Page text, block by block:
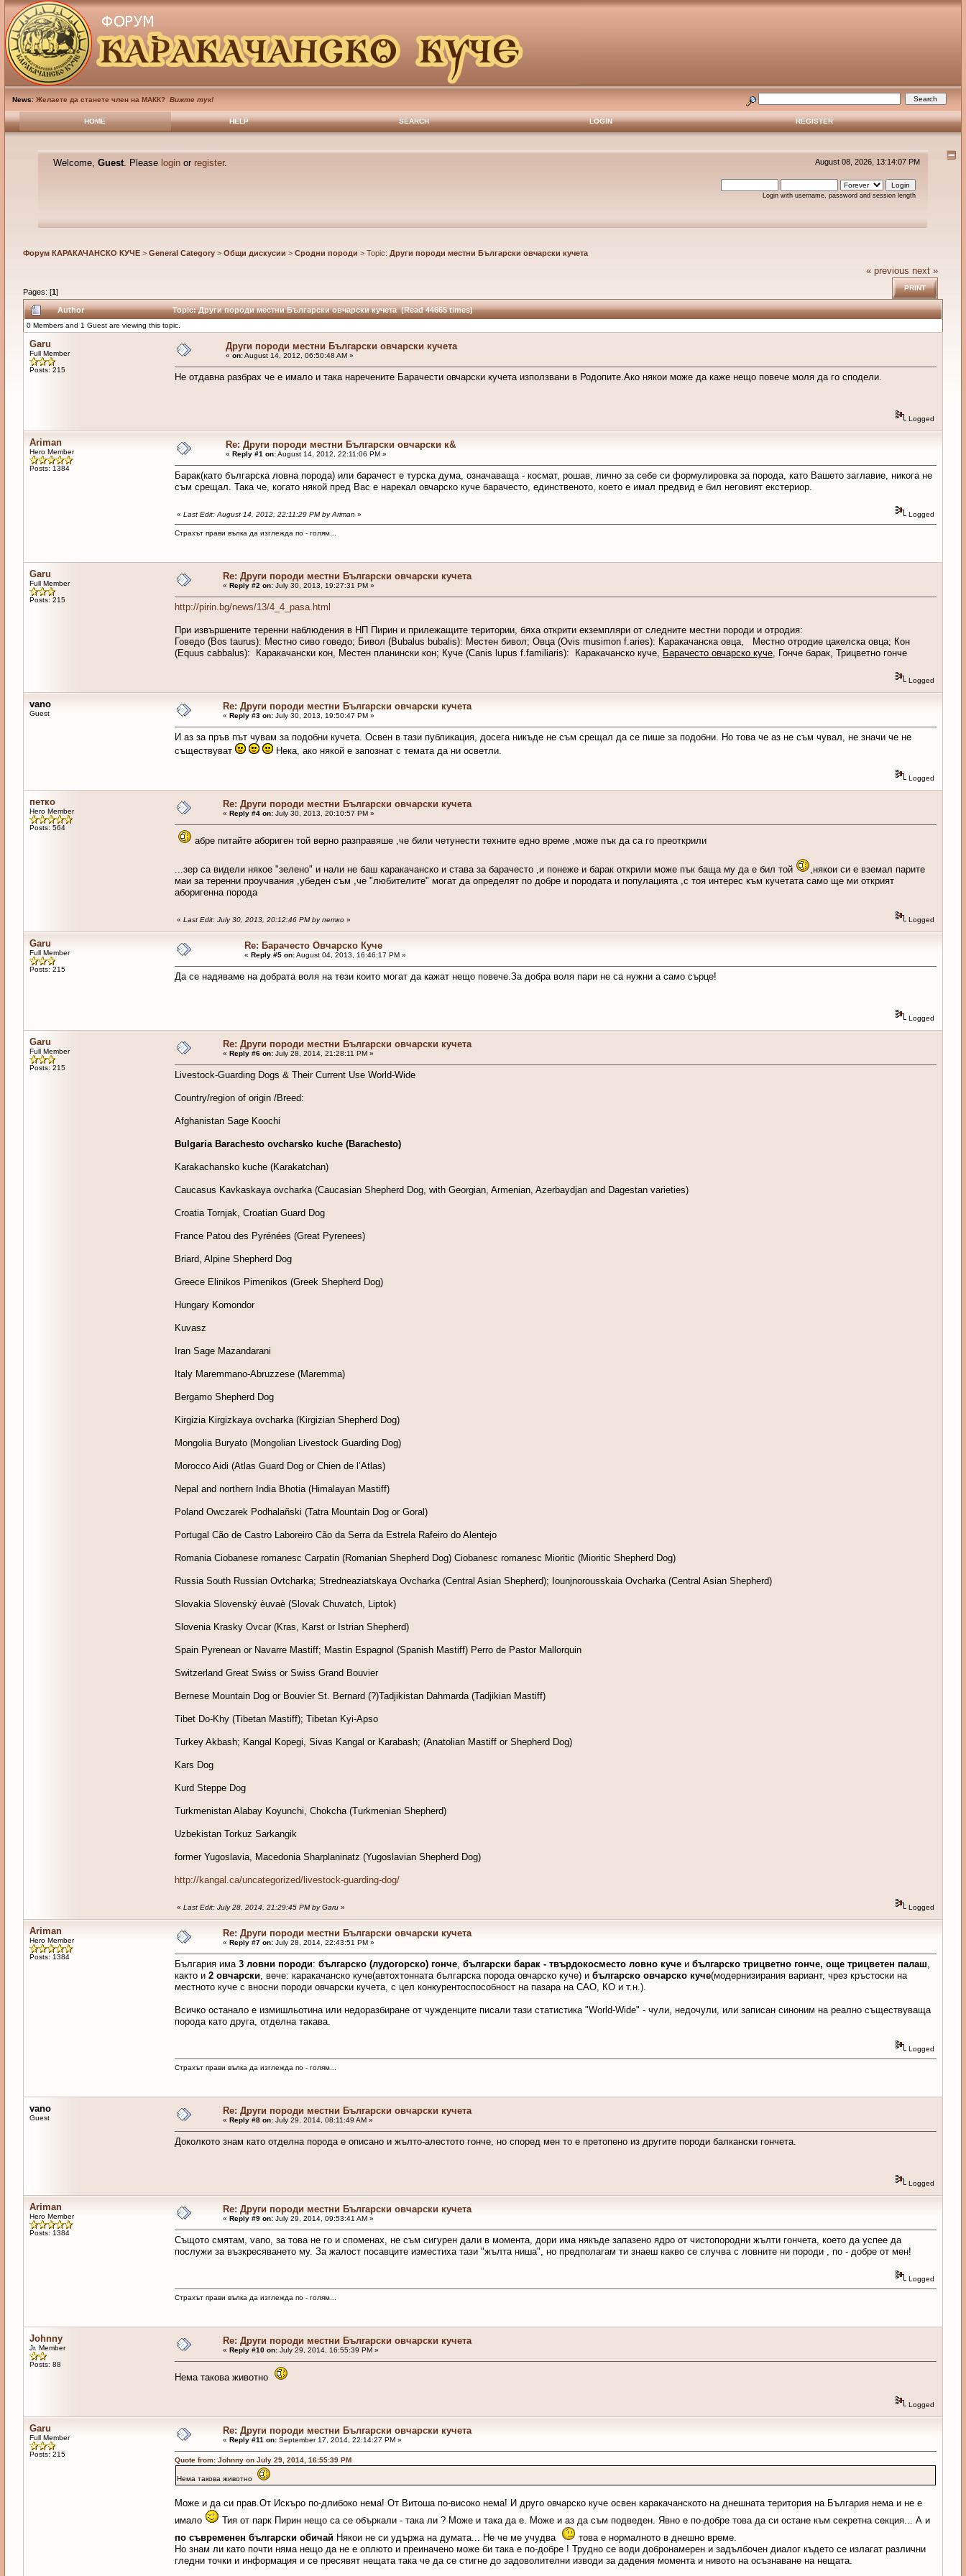
News: Желаете да станете член на МАКК? Вижте тук!
HOME HELP SEARCH LOGIN REGISTER
Welcome,Guest. Please login or register. August 08, 2026, 13:14:07 PM
Login with username, password and session length
Форум КАРАКАЧАНСКО КУЧЕ> General Category> Общи дискусии > Сродни породи > Topic: Други породи местни Български овчарски кучета
Pages: [1]
« previous next »
PRINT
Author Topic: Други породи местни Български овчарски кучета (Read 44665 times)
0 Members and 1 Guest are viewing this topic.
Garu
Full Member
Posts: 215
Други породи местни Български овчарски кучета
« on:August 14, 2012, 06:50:48 AM »
Не отдавна разбрах че е имало и така наречените Барачести овчарски кучета използвани в Родопите.Ако някои може да каже нещо повече моля да го сподели.
Logged
Ariman
Hero Member
Posts: 1384
Re: Други породи местни Български овчарски к&
« Reply #1 on:August 14, 2012, 22:11:06 PM »
Барак(като българска ловна порода) или барачест е турска дума, означаваща - космат, рошав, лично за себе си формулировка за порода, като Вашето заглавие, никога не
съм срещал. Така че, когато някой пред Вас е нарекал овчарско куче барачесто, единственото, което е имал предвид е бил неговият екстериор.
« Last Edit: August 14, 2012, 22:11:29 PM by Ariman » Logged
Страхът прави вълка да изглежда по - голям...
Garu
Full Member
Posts: 215
Re: Други породи местни Български овчарски кучета
« Reply #2 on:July 30, 2013, 19:27:31 PM »
http://pirin.bg/news/13/4_4_pasa.html
При извършените теренни наблюдения в НП Пирин и прилежащите територии, бяха открити екземпляри от следните местни породи и отродия:
Говедо (Bos taurus): Местно сиво говедо; Бивол (Bubalus bubalis): Местен бивол; Овца (Ovis musimon f.aries): Каракачанска овца, Местно отродие цакелска овца; Кон
(Equus cabbalus): Каракачански кон, Местен планински кон; Куче (Canis lupus f.familiaris): Каракачанско куче, Барачесто овчарско куче, Гонче барак, Трицветно гонче
Logged
vano
Guest
Re: Други породи местни Български овчарски кучета
« Reply #3 on:July 30, 2013, 19:50:47 PM »
И аз за пръв път чувам за подобни кучета. Освен в тази публикация, досега никъде не съм срещал да се пише за подобни. Но това че аз не съм чувал, не значи че не
съществуват
Нека, ако някой е запознат с темата да ни осветли.
Logged
петко
Hero Member
Posts: 564
Re: Други породи местни Български овчарски кучета
« Reply #4 on:July 30, 2013, 20:10:57 PM »
абре питайте абориген той верно разправяше ,че били четунести техните едно време ,може пък да са го преоткрили
...зер са видели някое "зелено" и нали не баш каракачанско и става за барачесто ,и понеже и барак открили може пък баща му да е бил той
,някои си е вземал парите
маи за теренни проучвания ,убеден съм ,че "любителите" могат да определят по добре и породата и популацията ,с тоя интерес към кучетата само ще ми открият
аборигенна порода
« Last Edit: July 30, 2013, 20:12:46 PM by петко» Logged
Garu
Full Member
Posts: 215
Re: Барачесто Овчарско Куче
« Reply #5 on:August 04, 2013, 16:46:17 PM »
Да се надяваме на добрата воля на тези които могат да кажат нещо повече.За добра воля пари не са нужни а само сърце!
Logged
Garu
Full Member
Posts: 215
Re: Други породи местни Български овчарски кучета
« Reply #6 on:July 28, 2014, 21:28:11 PM »
Livestock-Guarding Dogs & Their Current Use World-Wide
Country/region of origin /Breed:
Afghanistan Sage Koochi
Bulgaria Barachesto ovcharsko kuche (Barachesto)
Karakachansko kuche (Karakatchan)
Caucasus Kavkaskaya ovcharka (Caucasian Shepherd Dog, with Georgian, Armenian, Azerbaydjan and Dagestan varieties)
Croatia Tornjak, Croatian Guard Dog
France Patou des Pyrénées (Great Pyrenees)
Briard, Alpine Shepherd Dog
Greece Elinikos Pimenikos (Greek Shepherd Dog)
Hungary Komondor
Kuvasz
Iran Sage Mazandarani
Italy Maremmano-Abruzzese (Maremma)
Bergamo Shepherd Dog
Kirgizia Kirgizkaya ovcharka (Kirgizian Shepherd Dog)
Mongolia Buryato (Mongolian Livestock Guarding Dog)
Morocco Aidi (Atlas Guard Dog or Chien de l’Atlas)
Nepal and northern India Bhotia (Himalayan Mastiff)
Poland Owczarek Podhalañski (Tatra Mountain Dog or Goral)
Portugal Cão de Castro Laboreiro Cão da Serra da Estrela Rafeiro do Alentejo
Romania Ciobanese romanesc Carpatin (Romanian Shepherd Dog) Ciobanesc romanesc Mioritic (Mioritic Shepherd Dog)
Russia South Russian Ovtcharka; Stredneaziatskaya Ovcharka (Central Asian Shepherd); Iounjnorousskaia Ovcharka (Central Asian Shepherd)
Slovakia Slovenský èuvaè (Slovak Chuvatch, Liptok)
Slovenia Krasky Ovcar (Kras, Karst or Istrian Shepherd)
Spain Pyrenean or Navarre Mastiff; Mastin Espagnol (Spanish Mastiff) Perro de Pastor Mallorquin
Switzerland Great Swiss or Swiss Grand Bouvier
Bernese Mountain Dog or Bouvier St. Bernard (?)Tadjikistan Dahmarda (Tadjikian Mastiff)
Tibet Do-Khy (Tibetan Mastiff); Tibetan Kyi-Apso
Turkey Akbash; Kangal Kopegi, Sivas Kangal or Karabash; (Anatolian Mastiff or Shepherd Dog)
Kars Dog
Kurd Steppe Dog
Turkmenistan Alabay Koyunchi, Chokcha (Turkmenian Shepherd)
Uzbekistan Torkuz Sarkangik
former Yugoslavia, Macedonia Sharplaninatz (Yugoslavian Shepherd Dog)
http://kangal.ca/uncategorized/livestock-guarding-dog/
« Last Edit: July 28, 2014, 21:29:45 PM by Garu» Logged
Ariman
Hero Member
Posts: 1384
Re: Други породи местни Български овчарски кучета
« Reply #7 on:July 28, 2014, 22:43:51 PM »
България има 3 ловни породи: българско (лудогорско) гонче, български барак - твърдокосместо ловно кучеи българско трицветно гонче, още трицветен палаш,
както и 2 овчарски, вече: каракачанско куче(автохтонната българска порода овчарско куче) и българско овчарско куче(модернизирания вариант, чрез кръстоски на
местното куче с вносни породи овчарски кучета, с цел конкурентоспособност на пазара на САО, КО и т.н.).
Всичко останало е измишльотина или недоразбиране от чужденците писали тази статистика "World-Wide" - чули, недочули, или записан синоним на реално съществуваща
порода като друга, отделна такава.
Logged
Страхът прави вълка да изглежда по - голям...
vano
Guest
Re: Други породи местни Български овчарски кучета
« Reply #8 on:July 29, 2014, 08:11:49 AM »
Доколкото знам като отделна порода е описано и жълто-алестото гонче, но според мен то е претопено из другите породи балкански гончета.
Logged
Ariman
Hero Member
Posts: 1384
Re: Други породи местни Български овчарски кучета
« Reply #9 on:July 29, 2014, 09:53:41 AM »
Същото смятам, vano, за това не го и споменах, не съм сигурен дали в момента, дори има някъде запазено ядро от чистопородни жълти гончета, което да успее да
послужи за възкресяването му. За жалост посавците изместиха тази "жълта ниша", но предполагам ти знаеш какво се случва с ловните ни породи , по - добре от мен!
Logged
Страхът прави вълка да изглежда по - голям...
Johnny
Jr. Member
Posts: 88
Re: Други породи местни Български овчарски кучета
« Reply #10 on:July 29, 2014, 16:55:39 PM »
Нема такова животно
Logged
Garu
Full Member
Posts: 215
Re: Други породи местни Български овчарски кучета
« Reply #11 on:September 17, 2014, 22:14:27 PM »
Quote from: Johnny on July 29, 2014, 16:55:39 PM
Нема такова животно
Може и да си прав.От Искъро по-длибоко нема! От Витоша по-високо нема! И друго овчарско куче освен каракачанското на днешната територия на България нема и не е
имало
Тия от парк Пирин нещо са се объркали - така ли ? Може и така да е. Може и аз да съм подведен. Явно е по-добре това да си остане към секретна секция... А и
по съвременен български обичайНякои не си удържа на думата... Не че ме учудва
това е нормалното в днешно време.
Но знам ли като почти няма нещо да не е оплюто и преиначено може би така е по-добре ! Трудно се води добронамерен и задълбочен диалог където се излагат различни
гледни точки и информация и се пресявят нещата така че да се стигне до задоволителни изводи за дадения момента и нивото на осъзнаване на нещата.